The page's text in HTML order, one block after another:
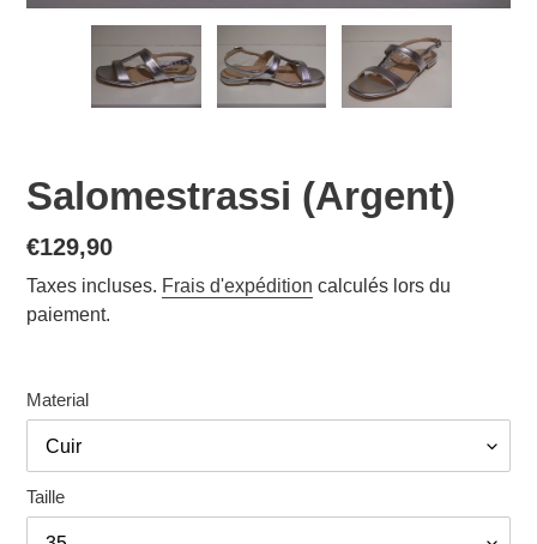
Salomestrassi (Argent)
Prix
normal
€129,90
Taxes incluses. Frais d'expédition calculés lors du
paiement.
Material
Taille